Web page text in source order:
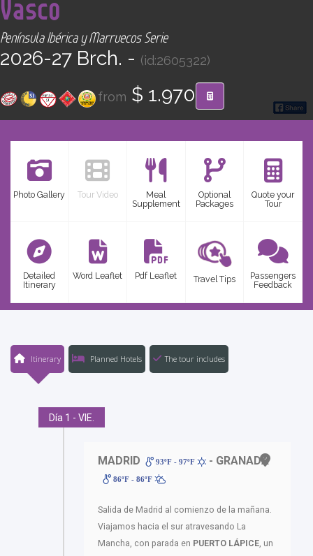
Vasco
Península Ibérica y Marruecos Serie
2026-27 Brch. - (id:2605322)
from $ 1.970
Photo Gallery Tour Video
Meal
Supplement
Optional
Packages
Quote your
Tour
Detailed
Itinerary
Word Leaflet Pdf Leaflet Travel Tips
Passengers
Feedback
Itinerary Planned Hotels The tour includes
Día 1 - VIE.
MADRID 93ºF - 97ºF - GRANADA
86ºF - 86ºF
Salida de Madrid al comienzo de la mañana.
Viajamos hacia el sur atravesando La
Mancha, con parada en PUERTO LÁPICE, un